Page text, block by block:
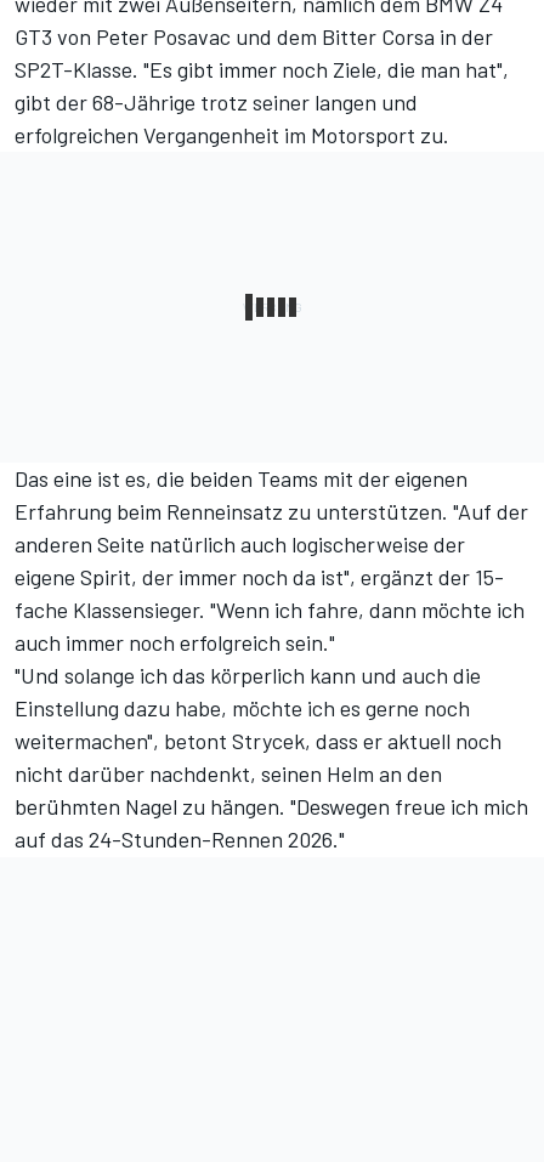
GT3 von Peter Posavac und dem Bitter Corsa in der
SP2T-Klasse. "Es gibt immer noch Ziele, die man hat",
gibt der 68-Jährige trotz seiner langen und
erfolgreichen Vergangenheit im Motorsport zu.
Das eine ist es, die beiden Teams mit der eigenen
Erfahrung beim Renneinsatz zu unterstützen. "Auf der
anderen Seite natürlich auch logischerweise der
eigene Spirit, der immer noch da ist", ergänzt der 15-
fache Klassensieger. "Wenn ich fahre, dann möchte ich
auch immer noch erfolgreich sein."
"Und solange ich das körperlich kann und auch die
Einstellung dazu habe, möchte ich es gerne noch
weitermachen", betont Strycek, dass er aktuell noch
nicht darüber nachdenkt, seinen Helm an den
berühmten Nagel zu hängen. "Deswegen freue ich mich
auf das 24-Stunden-Rennen 2026."